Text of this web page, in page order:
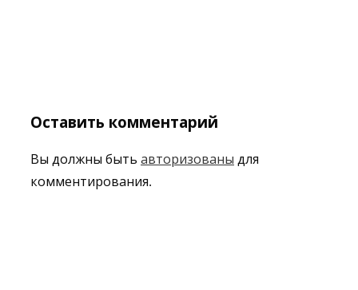
Оставить комментарий
Вы должны быть авторизованы для
комментирования.